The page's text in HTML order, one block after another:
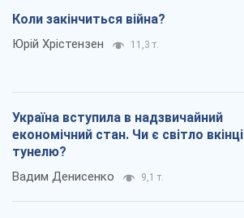
Коли закінчиться війна?
Юрій Хрістензен 11,3 т.
Україна вступила в надзвичайний
економічний стан. Чи є світло вкінці
тунелю?
Вадим Денисенко 9,1 т.